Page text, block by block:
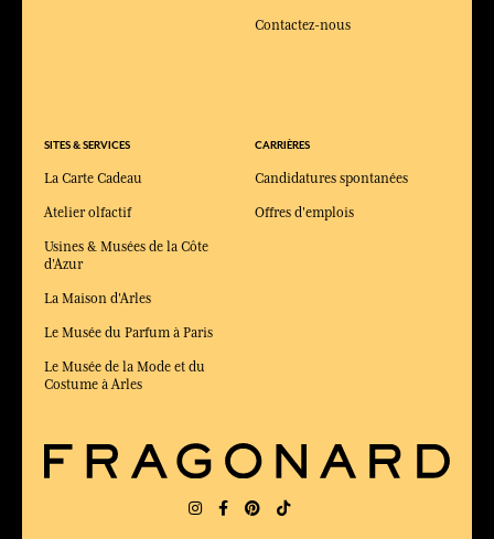
SITES & SERVICES
La Carte Cadeau
Atelier olfactif
Usines & Musées de la Côte
d'Azur
La Maison d'Arles
Le Musée du Parfum à Paris
Le Musée de la Mode et du
Costume à Arles
Contactez-nous
CARRIÈRES
Candidatures spontanées
Offres d'emplois